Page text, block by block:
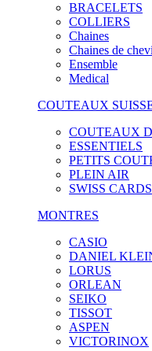
BRACELETS
COLLIERS
Chaines
Chaines de
Ensemble
Medical
COUTEAUX
COUTEAUX
ESSENTIELS
PETITS
PLEIN AIR
SWISS CARDS
MONTRES
CASIO
DANIEL
LORUS
ORLEAN
SEIKO
TISSOT
ASPEN
VICTORINOX